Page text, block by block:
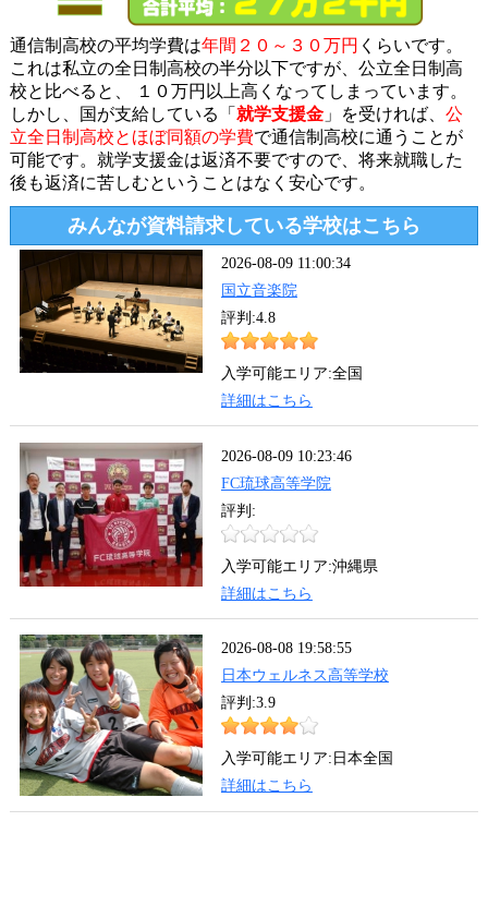
通信制高校の平均学費は年間２０～３０万円 くらいです。
これは私立の全日制高校の半分以下ですが、公立全日制高
校と比べると、 １０万円以上高くなってしまっています。
しかし、国が支給している「 就学支援金」を受ければ、 公
立全日制高校とほぼ同額の学費で通信制高校に通うことが
可能です。就学支援金は返済不要ですので、将来就職した
後も返済に苦しむということはなく安心です。
みんなが資料請求している学校はこちら